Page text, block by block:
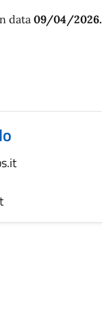
data 09/04/2026.